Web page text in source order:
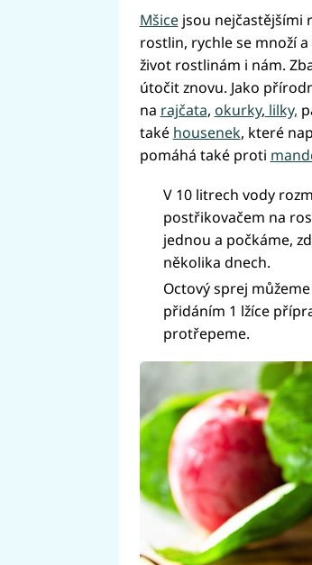
Mšicejsou nejčastějšími
rostlin, rychle se množí
život rostlinám i nám.
útočit znovu. Jako
na rajčata, okurky, lilky,
také housenek, které
pomáhá také proti
V 10 litrech vody
postřikovačem na
jednou a počkáme,
několika dnech.
Octový sprej
přidáním 1 lžíce
protřepeme.